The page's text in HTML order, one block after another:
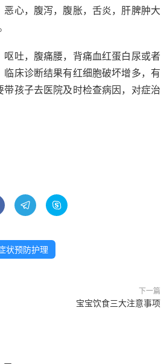
心，腹泻，腹胀，舌炎，肝脾肿大
吐，腹痛腰，背痛血红蛋白尿或者
床诊断结果有红细胞破坏增多，有
孩子去医院及时检查病因，对症治
 
状预防护理
下一篇
宝宝饮食三大注意事项